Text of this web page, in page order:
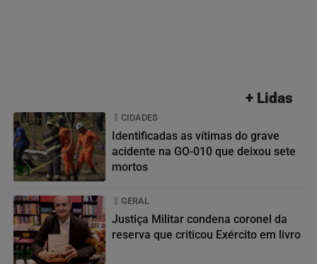
+ Lidas
01
CIDADES
Identificadas as vítimas do grave
acidente na GO-010 que deixou sete
mortos
02
GERAL
Justiça Militar condena coronel da
reserva que criticou Exército em livro